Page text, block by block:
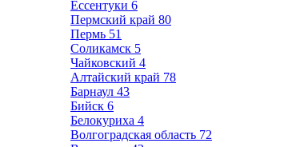
Ессентуки 6
Пермский край 80
Пермь 51
Соликамск 5
Чайковский 4
Алтайский край 78
Барнаул 43
Бийск 6
Белокуриха 4
Волгоградская область 72